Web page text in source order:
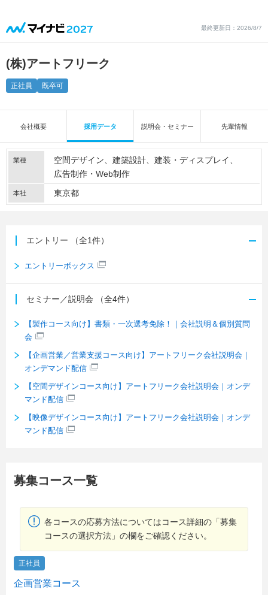
最終更新日：2026/8/7
(株)アートフリーク
正社員 既卒可
会社概要 採用データ 説明会・セミナー 先輩情報
業種 空間デザイン 建築設計
建装・ディスプレイ
広告制作・Web制作
本社 東京都
エントリー （全1件）
エントリーボックス
セミナー／説明会 （全4件）
【製作コース向け】書類・一次選考免除！｜会社説明＆個別質問
会
【企画営業／営業支援コース向け】アートフリーク会社説明会｜
オンデマンド配信
【空間デザインコース向け】アートフリーク会社説明会｜オンデ
マンド配信
【映像デザインコース向け】アートフリーク会社説明会｜オンデ
マンド配信
募集コース一覧
各コースの応募方法についてはコース詳細の「募集
コースの選択方法」の欄をご確認ください。
正社員
企画営業コース